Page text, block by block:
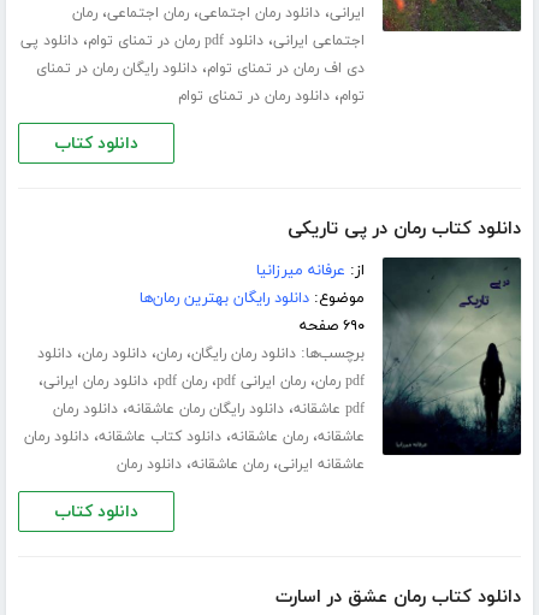
ایرانی،دانلود رمان اجتماعی،رمان اجتماعی،رمان
اجتماعی ایرانی،دانلود pdf رمان در تمنای توام ،دانلود پی
دی اف رمان در تمنای توام،دانلود رایگان رمان در تمنای
توام،دانلود رمان در تمنای توام
دانلود کتاب
دانلود کتاب رمان در پی تاریکی
از: عرفانه میرزانیا
موضوع:دانلود رایگان بهترین رمان‌ها
۶۹۰ صفحه
برچسب‌ها:دانلود رمان رایگان،رمان،دانلود رمان،دانلود
pdf رمان
،رمان ایرانی pdf ،رمان pdf ،دانلود رمان ایرانی،
pdf عاشقانه ،دانلود رایگان رمان عاشقانه،دانلود رمان
عاشقانه،رمان عاشقانه،دانلود کتاب عاشقانه،دانلود رمان
عاشقانه ایرانی،رمان عاشقانه،دانلود رمان
دانلود کتاب
دانلود کتاب رمان عشق در اسارت